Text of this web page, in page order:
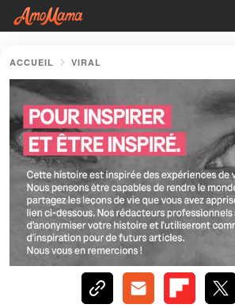
ACCUEIL VIRAL